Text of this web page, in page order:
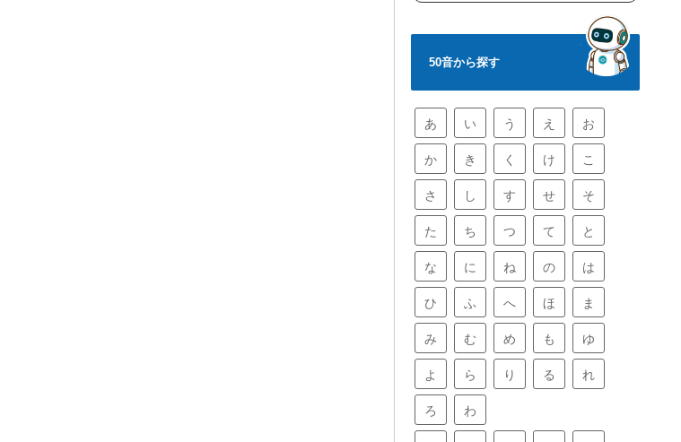
50音から探す
あ い う え お
か き く け こ
さ し す せ そ
た ち つ て と
な に ね の は
ひ ふ へ ほ ま
み む め も ゆ
よ ら り る れ
ろ わ